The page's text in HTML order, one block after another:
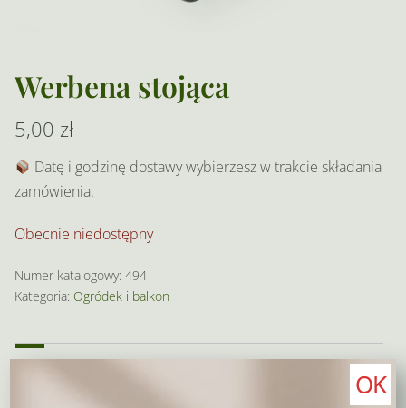
Werbena stojąca
5,00 zł
Datę i godzinę dostawy wybierzesz w trakcie składania
zamówienia.
Obecnie niedostępny
Numer katalogowy: 494
Kategoria: Ogródek i balkon
OK